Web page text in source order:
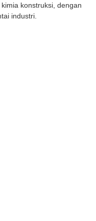
konstruksi, dengan
industri.